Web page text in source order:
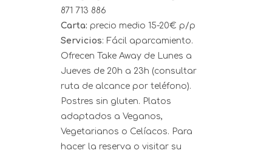
871 713 886
Carta: precio medio 15-20€ p/p
Servicios: Fácil aparcamiento.
Ofrecen Take Away de Lunes a
Jueves de 20h a 23h (consultar
ruta de alcance por teléfono).
Postres sin gluten. Platos
adaptados a Veganos,
Vegetarianos o Celíacos. Para
hacer la reserva o visitar su